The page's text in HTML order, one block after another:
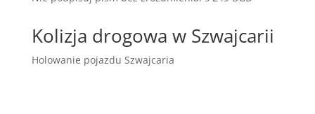
Kolizja drogowa w Szwajcarii
Holowanie pojazdu Szwajcaria